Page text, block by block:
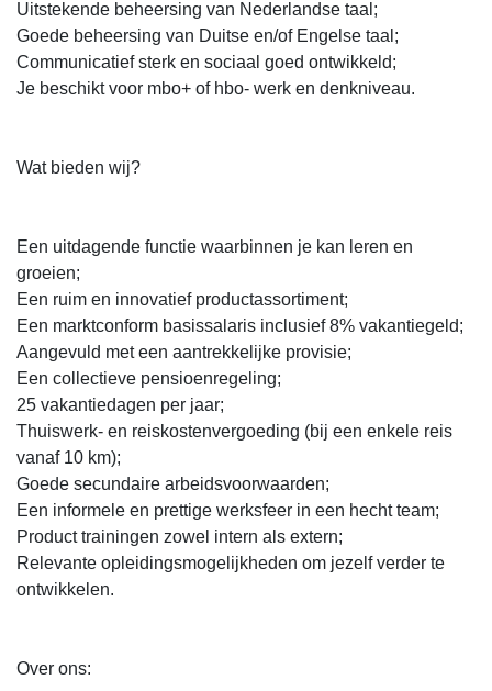
Uitstekende beheersing van Nederlandse taal;
Goede beheersing van Duitse en/of Engelse taal;
Communicatief sterk en sociaal goed ontwikkeld;
Je beschikt voor mbo+ of hbo- werk en denkniveau.
Wat bieden wij?
Een uitdagende functie waarbinnen je kan leren en
groeien;
Een ruim en innovatief productassortiment;
Een marktconform basissalaris inclusief 8% vakantiegeld;
Aangevuld met een aantrekkelijke provisie;
Een collectieve pensioenregeling;
25 vakantiedagen per jaar;
Thuiswerk- en reiskostenvergoeding (bij een enkele reis
vanaf 10 km);
Goede secundaire arbeidsvoorwaarden;
Een informele en prettige werksfeer in een hecht team;
Product trainingen zowel intern als extern;
Relevante opleidingsmogelijkheden om jezelf verder te
ontwikkelen.
Over ons: